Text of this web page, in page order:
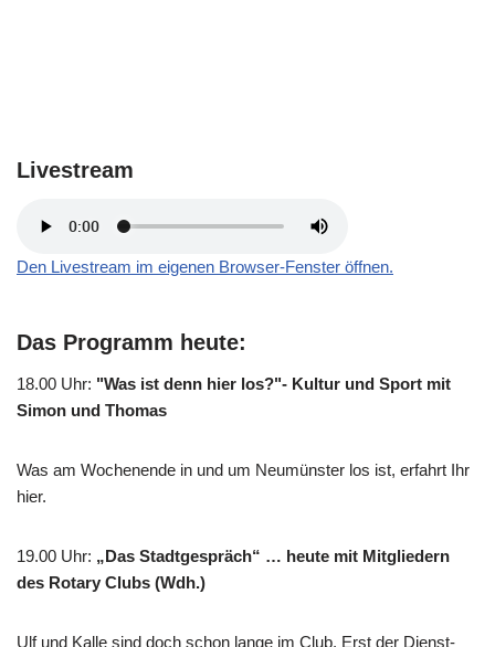
Livestream
Den Livestream im eigenen Browser-Fenster öffnen.
Das Programm heute:
18.00 Uhr: "Was ist denn hier los?"- Kultur und Sport mit
Simon und Thomas
Was am Wochenende in und um Neumünster los ist, erfahrt Ihr
hier.
19.00 Uhr: „Das Stadtgespräch“ … heute mit Mitgliedern
des Rotary Clubs (Wdh.)
Ulf und Kalle sind doch schon lange im Club. Erst der Dienst-